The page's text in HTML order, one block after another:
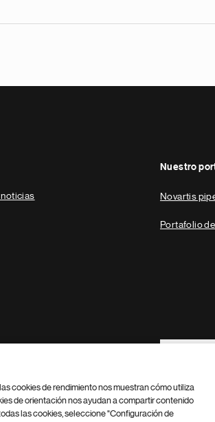
Nuestro
Novartis
Portafolio
Footer Site
cookies de rendimiento nos muestran cómo utiliza
de orientación nos ayudan a compartir contenido
las cookies, seleccione "Configuración de